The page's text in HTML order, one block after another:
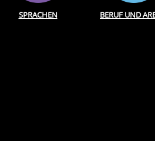
SPRACHEN BERUF UND